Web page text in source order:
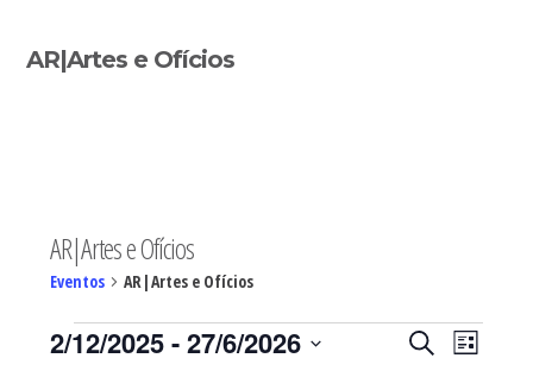
AR|Artes e Ofícios
AR|Artes e Ofícios
Eventos AR|Artes e Ofícios
Eventos
de
PESQUISAR
de
LISTA
2/12/2025 - 27/6/2026
Sidebar